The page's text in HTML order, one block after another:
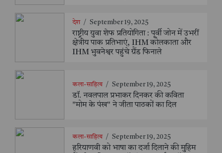
देश / September 19, 2025
राष्ट्रीय युवा शेफ प्रतियोगिता : पूर्वी जोन में उभरीं
क्षेत्रीय पाक प्रतिभाएं, IHM कोलकाता और
IHM भुवनेश्वर पहुंचे ग्रैंड फिनाले
कला-साहित्य / September 19, 2025
डॉ. नवलपाल प्रभाकर दिनकर की कविता
"मोम के पंख" ने जीता पाठकों का दिल
कला-साहित्य / September 19, 2025
हरियाणवी को भाषा का दर्जा दिलाने की मुहिम